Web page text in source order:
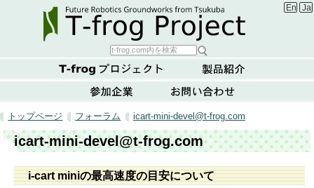
トップページ フォーラム icart-mini-devel@t-frog.com
icart-mini-devel@t-frog.com
i-cart miniの最高速度の目安について